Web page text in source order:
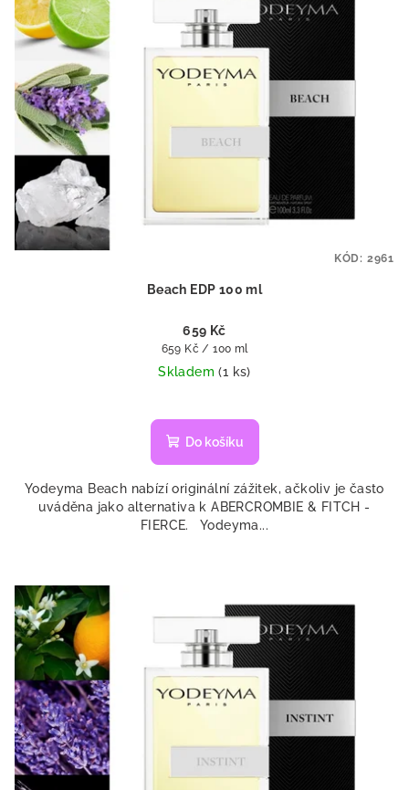
Beach EDP 100 ml
659 Kč
Měrná
cena:
659 Kč / 100 ml
Skladem(1 ks)
hodnocení
produktu
z
5
hvězdiček.
Do košíku
Yodeyma Beach nabízí originální zážitek, ačkoliv je často
uváděna jako alternativa k ABERCROMBIE & FITCH -
FIERCE. Yodeyma...
KÓD: 2961